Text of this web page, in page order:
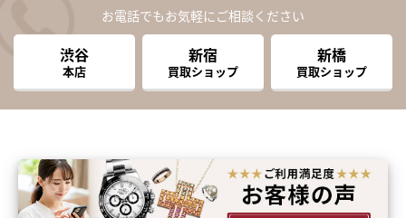
お電話でもお気軽にご相談ください
渋谷
本店
新宿
買取ショップ
新橋
買取ショップ